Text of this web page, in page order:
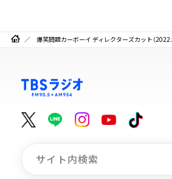
爆笑問題カーボーイ ディレクターズカット（